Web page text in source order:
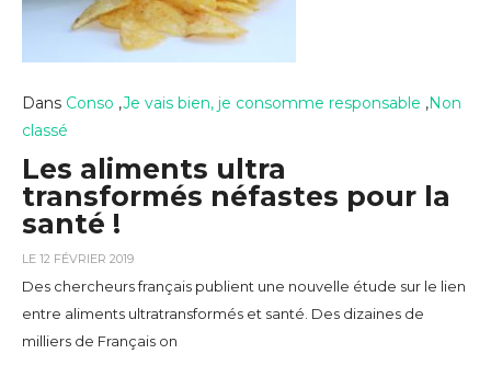
Dans Conso ,Je vais bien, je consomme responsable ,Non
classé
Les aliments ultra
transformés néfastes pour la
santé !
LE 12 FÉVRIER 2019
Des chercheurs français publient une nouvelle étude sur le lien
entre aliments ultratransformés et santé. Des dizaines de
milliers de Français on